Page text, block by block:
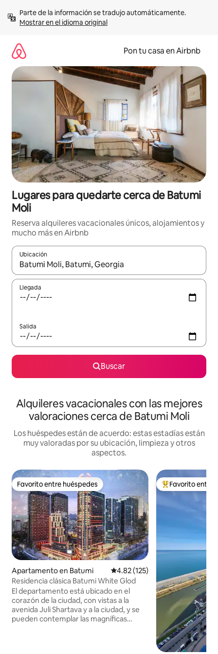
contenidoMostrar en el idioma original
Pon tu casa en Airbnb
Lugares para quedarte cerca de Batumi
Moli
Reserva alquileres vacacionales únicos, alojamientos y
mucho más en Airbnb
Ubicación
Cuando los resultados estén disponibles, navega con las
Llegada
Salida
Buscar
Alquileres vacacionales con las mejores
valoraciones cerca de Batumi Moli
Los huéspedes están de acuerdo: estas estadías están
muy valoradas por su ubicación, limpieza y otros
aspectos.
Favorito entre huéspedes
Favorito entre huéspedes
Apartamento en Batumi Calificación promedio: 4.82 de
4.82 (125)
Residencia clásica Batumi White Glod
El departamento está ubicado en el
corazón de la ciudad, con vistas a la
avenida Juli Shartava y a la ciudad, y se
pueden contemplar las magníficas
Favorito entre
Favorito entre